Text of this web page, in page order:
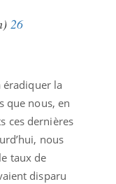
26
éradiquer la
que nous, en
ces dernières
nous
taux de
disparu